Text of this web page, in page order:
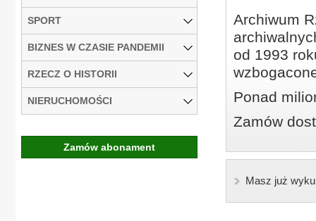
Archiwum
od 1993
Ponad
Zamów
Masz już
SPORT
BIZNES W CZASIE PANDEMII
RZECZ O HISTORII
NIERUCHOMOŚCI
Zamów abonament